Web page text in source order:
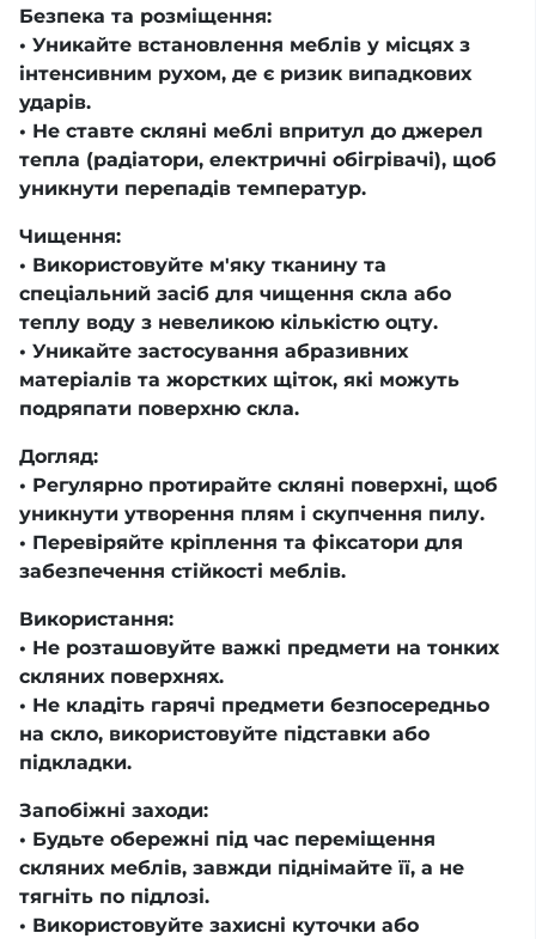
Безпека та розміщення:
• Уникайте встановлення меблів у місцях з
інтенсивним рухом, де є ризик випадкових
ударів.
• Не ставте скляні меблі впритул до джерел
тепла (радіатори, електричні обігрівачі), щоб
уникнути перепадів температур.
Чищення:
• Використовуйте м'яку тканину та
спеціальний засіб для чищення скла або
теплу воду з невеликою кількістю оцту.
• Уникайте застосування абразивних
матеріалів та жорстких щіток, які можуть
подряпати поверхню скла.
Догляд:
• Регулярно протирайте скляні поверхні, щоб
уникнути утворення плям і скупчення пилу.
• Перевіряйте кріплення та фіксатори для
забезпечення стійкості меблів.
Використання:
• Не розташовуйте важкі предмети на тонких
скляних поверхнях.
• Не кладіть гарячі предмети безпосередньо
на скло, використовуйте підставки або
підкладки.
Запобіжні заходи:
• Будьте обережні під час переміщення
скляних меблів, завжди піднімайте її, а не
тягніть по підлозі.
• Використовуйте захисні куточки або